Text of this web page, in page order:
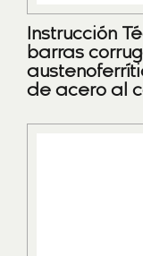
Instrucción
barras
de acero al